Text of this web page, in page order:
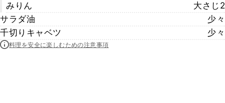
みりん
大さじ2
サラダ油
少々
千切りキャベツ
少々
料理を安全に楽しむための注意事項